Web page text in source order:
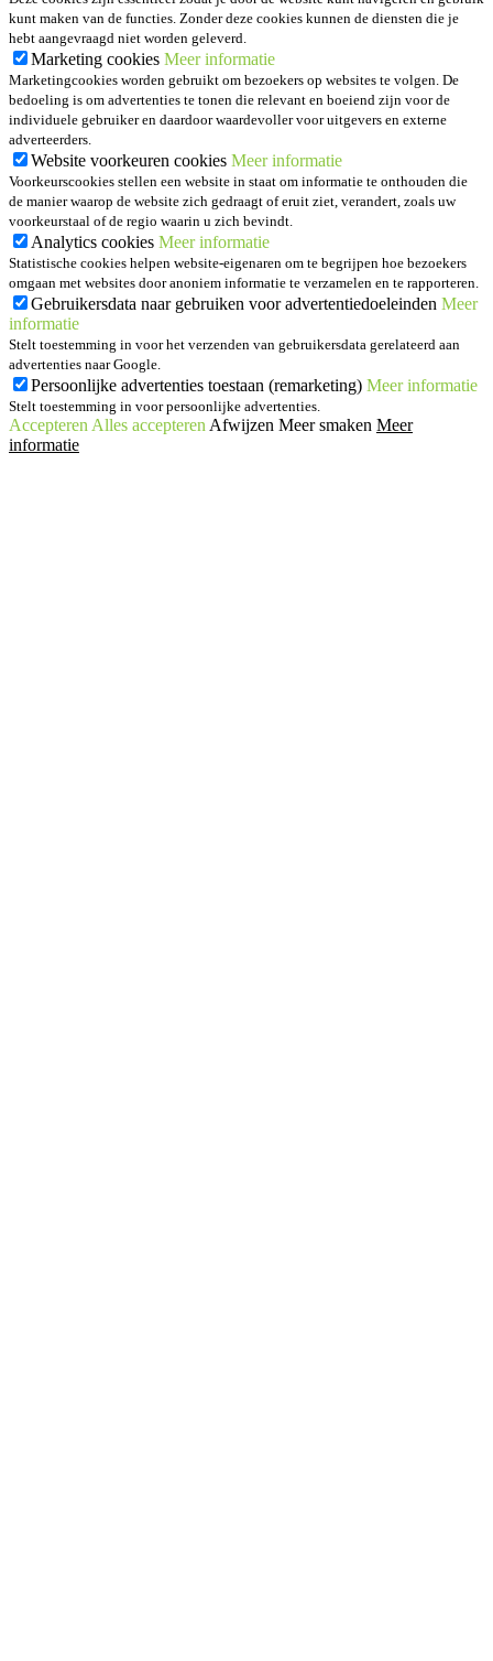
kunt maken van de functies. Zonder deze cookies kunnen de diensten die je
hebt aangevraagd niet worden geleverd.
Marketing cookies Meer informatie
Marketingcookies worden gebruikt om bezoekers op websites te volgen. De
bedoeling is om advertenties te tonen die relevant en boeiend zijn voor de
individuele gebruiker en daardoor waardevoller voor uitgevers en externe
adverteerders.
Website voorkeuren cookies Meer informatie
Voorkeurscookies stellen een website in staat om informatie te onthouden die
de manier waarop de website zich gedraagt of eruit ziet, verandert, zoals uw
voorkeurstaal of de regio waarin u zich bevindt.
Analytics cookies Meer informatie
Statistische cookies helpen website-eigenaren om te begrijpen hoe bezoekers
omgaan met websites door anoniem informatie te verzamelen en te rapporteren.
Gebruikersdata naar gebruiken voor advertentiedoeleinden Meer
informatie
Stelt toestemming in voor het verzenden van gebruikersdata gerelateerd aan
advertenties naar Google.
Persoonlijke advertenties toestaan (remarketing) Meer informatie
Stelt toestemming in voor persoonlijke advertenties.
Accepteren Alles accepteren Afwijzen Meer smaken Meer
informatie